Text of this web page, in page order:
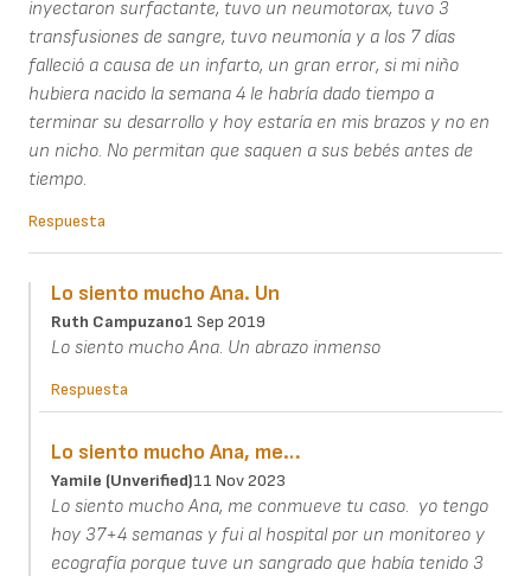
inyectaron surfactante, tuvo un neumotorax, tuvo 3
transfusiones de sangre, tuvo neumonía y a los 7 días
falleció a causa de un infarto, un gran error, si mi niño
hubiera nacido la semana 4 le habría dado tiempo a
terminar su desarrollo y hoy estaría en mis brazos y no en
un nicho. No permitan que saquen a sus bebés antes de
tiempo.
Respuesta
Lo siento mucho Ana. Un
Ruth Campuzano1 Sep 2019
Lo siento mucho Ana. Un abrazo inmenso
Respuesta
Lo siento mucho Ana, me…
Yamile (unverified)11 Nov 2023
Lo siento mucho Ana, me conmueve tu caso. yo tengo
hoy 37+4 semanas y fui al hospital por un monitoreo y
ecografía porque tuve un sangrado que había tenido 3